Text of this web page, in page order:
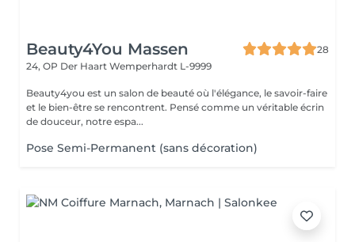
Beauty4You Massen
28
24, OP Der Haart Wemperhardt L-9999
Beauty4you est un salon de beauté où l'élégance, le savoir-faire
et le bien-être se rencontrent. Pensé comme un véritable écrin
de douceur, notre espa...
Pose Semi-Permanent (sans décoration)